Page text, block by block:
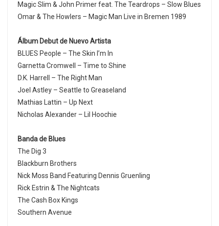
Magic Slim & John Primer feat. The Teardrops – Slow Blues
Omar & The Howlers – Magic Man Live in Bremen 1989
Álbum Debut de Nuevo Artista
BLUES People – The Skin I’m In
Garnetta Cromwell – Time to Shine
D.K. Harrell – The Right Man
Joel Astley – Seattle to Greaseland
Mathias Lattin – Up Next
Nicholas Alexander – Lil Hoochie
Banda de Blues
The Dig 3
Blackburn Brothers
Nick Moss Band Featuring Dennis Gruenling
Rick Estrin & The Nightcats
The Cash Box Kings
Southern Avenue